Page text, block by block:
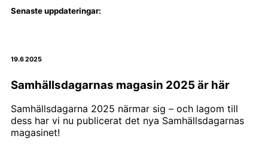
Senaste uppdateringar:
19.6 2025
Samhällsdagarnas magasin 2025 är här
Samhällsdagarna 2025 närmar sig – och lagom till
dess har vi nu publicerat det nya Samhällsdagarnas
magasinet!